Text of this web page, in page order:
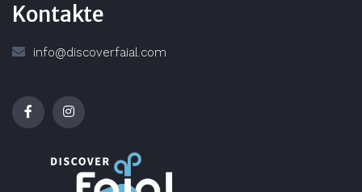
Kontakte
info@discoverfaial.com